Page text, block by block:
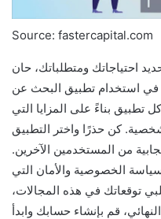
Source: fastercapital.com
احتياجاتك ومتطلباتك، حان
في استخدام تطبيق البحث عن
تطبيق بناءً على المزايا التي
كن حذرًا واختر التطبيق
من المستخدمين الآخرين.
الخصوصية والأمان التي
توقعاتك في هذه المجالات،
قم بإنشاء حسابك وابدأ